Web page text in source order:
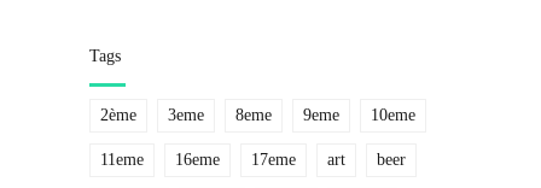
Tags
2ème 3eme 8eme 9eme 10eme
11eme 16eme 17eme art beer